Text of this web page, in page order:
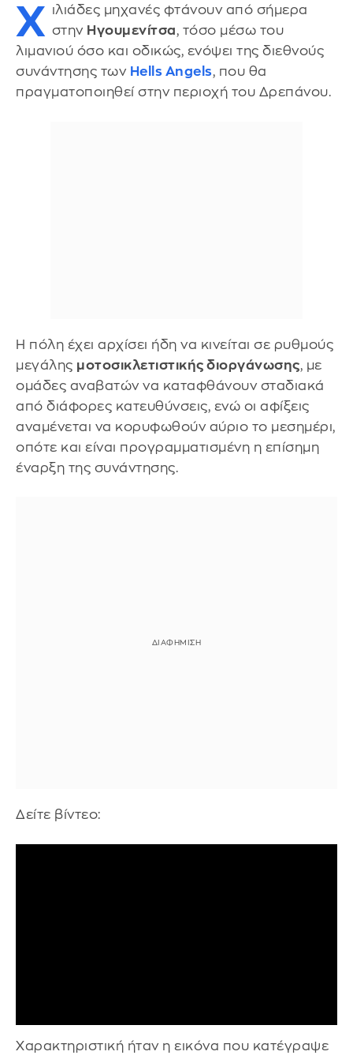
Χ
ιλιάδες μηχανές φτάνουν από σήμερα
στην Ηγουμενίτσα, τόσο μέσω του
λιμανιού όσο και οδικώς, ενόψει της διεθνούς
συνάντησης των Hells Angels, που θα
πραγματοποιηθεί στην περιοχή του Δρεπάνου.
Η πόλη έχει αρχίσει ήδη να κινείται σε ρυθμούς
μεγάλης μοτοσικλετιστικής διοργάνωσης, με
ομάδες αναβατών να καταφθάνουν σταδιακά
από διάφορες κατευθύνσεις, ενώ οι αφίξεις
αναμένεται να κορυφωθούν αύριο το μεσημέρι,
οπότε και είναι προγραμματισμένη η επίσημη
έναρξη της συνάντησης.
Δείτε βίντεο:
Χαρακτηριστική ήταν η εικόνα που κατέγραψε